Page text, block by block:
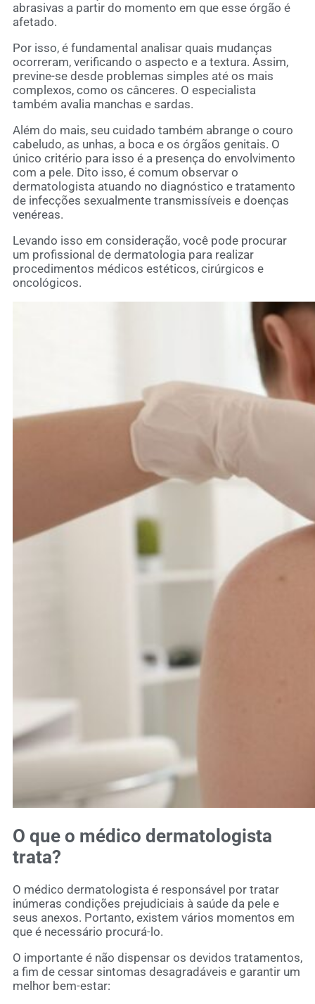
abrasivas a partir do momento em que esse órgão é
afetado.
Por isso, é fundamental analisar quais mudanças
ocorreram, verificando o aspecto e a textura. Assim,
previne-se desde problemas simples até os mais
complexos, como os cânceres. O especialista
também avalia manchas e sardas.
Além do mais, seu cuidado também abrange o couro
cabeludo, as unhas, a boca e os órgãos genitais. O
único critério para isso é a presença do envolvimento
com a pele. Dito isso, é comum observar o
dermatologista atuando no diagnóstico e tratamento
de infecções sexualmente transmissíveis e doenças
venéreas.
Levando isso em consideração, você pode procurar
um profissional de dermatologia para realizar
procedimentos médicos estéticos, cirúrgicos e
oncológicos.
O que o médico dermatologista
trata?
O médico dermatologista é responsável por tratar
inúmeras condições prejudiciais à saúde da pele e
seus anexos. Portanto, existem vários momentos em
que é necessário procurá-lo.
O importante é não dispensar os devidos tratamentos,
a fim de cessar sintomas desagradáveis e garantir um
melhor bem-estar: